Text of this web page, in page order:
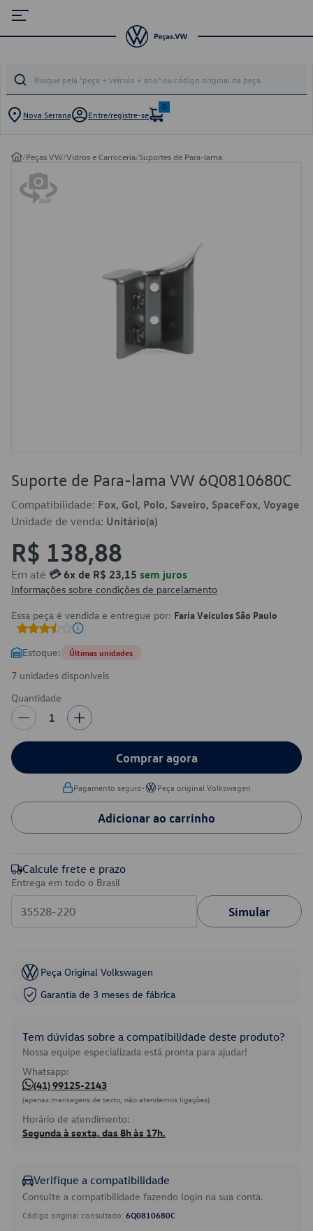
Nova Serrana Entre/registre-se
0
/Peças VW/Vidros e Carroceria/Suportes de Para-lama
Suporte de Para-lama VW 6Q0810680C
Compatibilidade: Fox, Gol, Polo, Saveiro, SpaceFox, Voyage
Unidade de venda: Unitário(a)
R$ 138,88
Em até 💳 6x de R$ 23,15 sem juros
Informações sobre condições de parcelamento
Essa peça é vendida e entregue por: Faria Veículos São Paulo
Estoque: Últimas unidades
7 unidades disponíveis
Quantidade
1
Comprar agora
Pagamento seguro• Peça original Volkswagen
Adicionar ao carrinho
Calcule frete e prazo
Entrega em todo o Brasil
Simular
Peça Original Volkswagen
Garantia de 3 meses de fábrica
Tem dúvidas sobre a compatibilidade deste produto?
Nossa equipe especializada está pronta para ajudar!
Whatsapp:
(41) 99125-2143
(apenas mensagens de texto, não atendemos ligações)
Horário de atendimento:
Segunda à sexta, das 8h às 17h.
Verifique a compatibilidade
Consulte a compatibilidade fazendo login na sua conta.
Código original consultado: 6Q0810680C